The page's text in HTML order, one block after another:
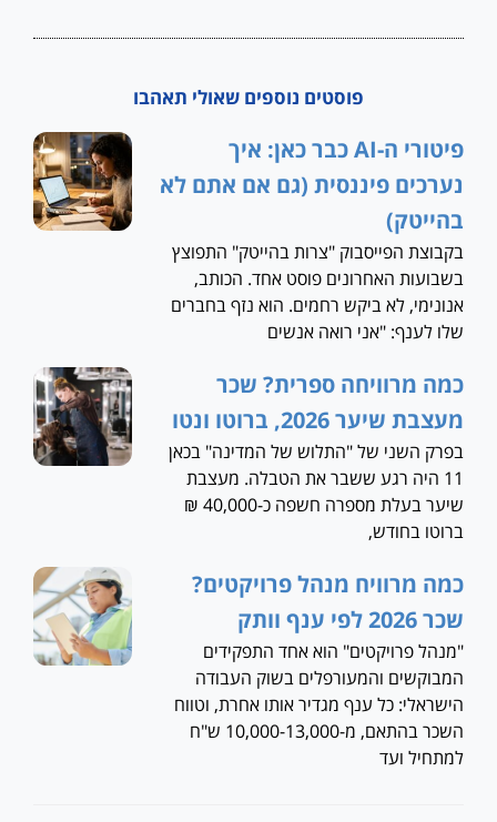
פוסטים נוספים שאולי תאהבו
פיטורי ה-AI כבר כאן: איך
נערכים פיננסית (גם אם אתם לא
בהייטק)
בקבוצת הפייסבוק "צרות בהייטק" התפוצץ
בשבועות האחרונים פוסט אחד. הכותב,
אנונימי, לא ביקש רחמים. הוא נזף בחברים
שלו לענף: "אני רואה אנשים
כמה מרוויחה ספרית? שכר
מעצבת שיער 2026, ברוטו ונטו
בפרק השני של "התלוש של המדינה" בכאן
11 היה רגע ששבר את הטבלה. מעצבת
שיער בעלת מספרה חשפה כ-40,000 ₪
ברוטו בחודש,
כמה מרוויח מנהל פרויקטים?
שכר 2026 לפי ענף וותק
"מנהל פרויקטים" הוא אחד התפקידים
המבוקשים והמעורפלים בשוק העבודה
הישראלי: כל ענף מגדיר אותו אחרת, וטווח
השכר בהתאם, מ-10,000-13,000 ש"ח
למתחיל ועד